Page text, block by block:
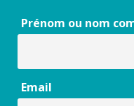
Prénom ou nom
Email